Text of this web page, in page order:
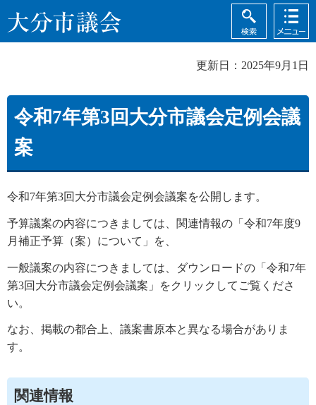
大分市議会
検索
メニュ
ー
更新日：2025年9月1日
令和7年第3回大分市議会定例会議
案
令和7年第3回大分市議会定例会議案を公開します。
予算議案の内容につきましては、関連情報の「令和7年度9
月補正予算（案）について」を、
一般議案の内容につきましては、ダウンロードの「令和7年
第3回大分市議会定例会議案」をクリックしてご覧くださ
い。
なお、掲載の都合上、議案書原本と異なる場合がありま
す。
関連情報